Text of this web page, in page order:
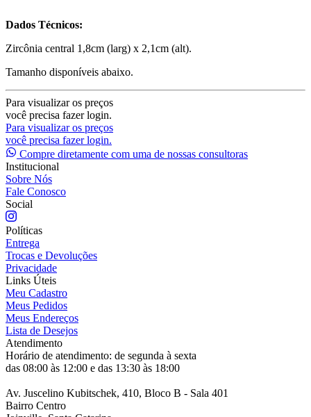
Dados Técnicos:
Zircônia central 1,8cm (larg) x 2,1cm (alt).
Tamanho disponíveis abaixo.
Para visualizar os preços
você precisa fazer login.
Para visualizar os preços
você precisa fazer login.
Compre diretamente com uma de nossas consultoras
Institucional
Sobre Nós
Fale Conosco
Social
Políticas
Entrega
Trocas e Devoluções
Privacidade
Links Úteis
Meu Cadastro
Meus Pedidos
Meus Endereços
Lista de Desejos
Atendimento
Horário de atendimento: de segunda à sexta
das 08:00 às 12:00 e das 13:30 às 18:00
Av. Juscelino Kubitschek, 410, Bloco B - Sala 401
Bairro Centro